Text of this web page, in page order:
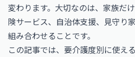
変わります。大切なのは、家族だ
険サービス、自治体支援、見守り
組み合わせることです。
この記事では、要介護度別に使え